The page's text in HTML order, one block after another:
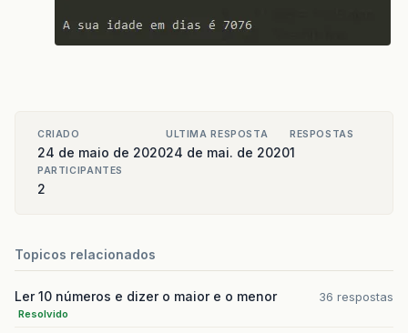
CRIADO
24 de maio de 2020
ULTIMA RESPOSTA
24 de mai. de 2020
RESPOSTAS
1
PARTICIPANTES
2
Topicos relacionados
Ler 10 números e dizer o maior e o menor
Resolvido
36 respostas